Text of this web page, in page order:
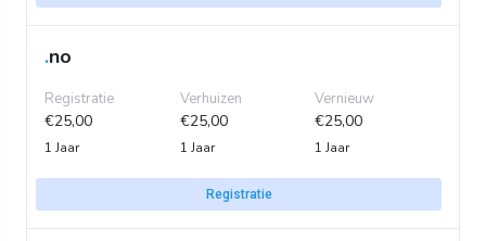
.no
Registratie
€25,00
1 Jaar
Verhuizen
€25,00
1 Jaar
Vernieuw
€25,00
1 Jaar
Registratie